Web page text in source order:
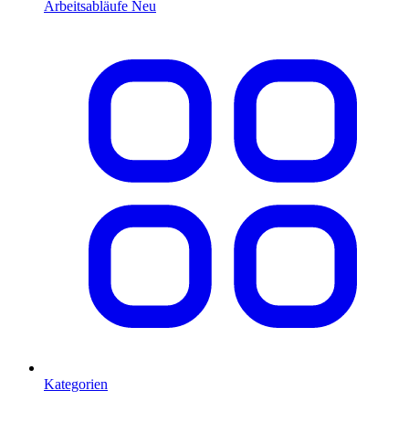
Arbeitsabläufe Neu
Kategorien